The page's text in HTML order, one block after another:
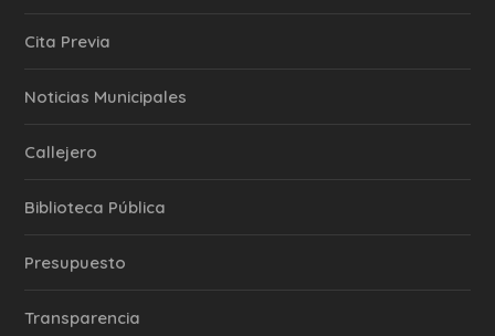
Cita Previa
‎Noticias Municipales
Callejero
Biblioteca Pública
Presupuesto
Transparencia